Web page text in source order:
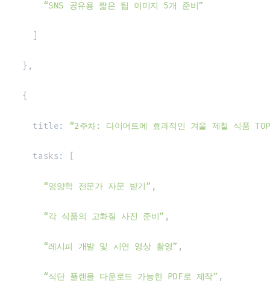
“SNS 공유용 짧은 팁 이미지 5개 준비”
} ,
{
    title
: “2주차: 다이어트에 효과적인 겨울 제철 식품
    tasks
:
“영양학 전문가 자문 받기” ,
“각 식품의 고화질 사진 준비” ,
“레시피 개발 및 시연 영상 촬영” ,
“식단 플랜을 다운로드 가능한 PDF로 제작” ,